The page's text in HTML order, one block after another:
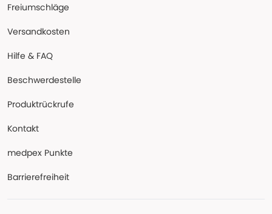
Freiumschläge
Versandkosten
Hilfe & FAQ
Beschwerdestelle
Produktrückrufe
Kontakt
medpex Punkte
Barrierefreiheit